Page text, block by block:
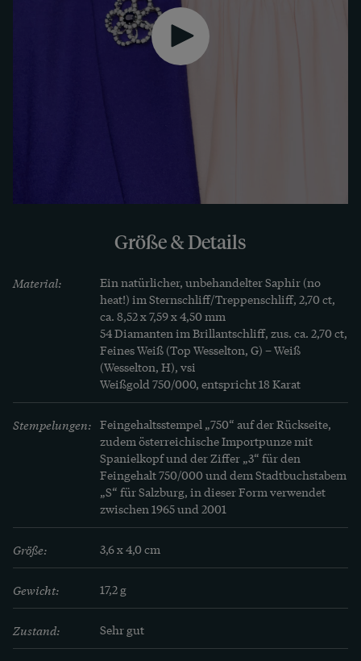
lassen, das die Qualität des Saphirs und der
Diamanten bestätigt.
Die exzellent erhaltene Brosche wurde laut
Stempelung einst nach Salzburg exportiert. Zu
uns fand das schöne Schmuckstück aus Wien.
Größe & Details
Material:
Ein natürlicher, unbehandelter Saphir (no
heat!) im Sternschliff/Treppenschliff, 2,70 ct,
ca. 8,52 x 7,59 x 4,50 mm
54 Diamanten im Brillantschliff, zus. ca. 2,70 ct,
Feines Weiß (Top Wesselton, G) – Weiß
(Wesselton, H), vsi
Weißgold 750/000, entspricht 18 Karat
Stempelungen: Feingehaltsstempel „750“ auf der Rückseite,
zudem österreichische Importpunze mit
Spanielkopf und der Ziffer „3“ für den
Feingehalt 750/000 und dem Stadtbuchstabem
„S“ für Salzburg, in dieser Form verwendet
zwischen 1965 und 2001
Größe: 3,6 x 4,0 cm
Gewicht: 17,2 g
Zustand: Sehr gut